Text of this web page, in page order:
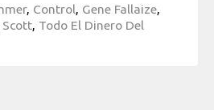
, Control, Gene Fallaize,
Scott, Todo El Dinero Del